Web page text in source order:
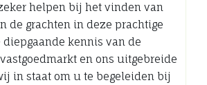
helpen bij het vinden van
de grachten in deze prachtige
diepgaande kennis van de
en ons uitgebreide
in staat om u te begeleiden bij